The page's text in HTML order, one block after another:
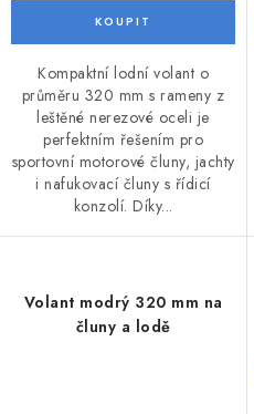
Kompaktní lodní volant o
průměru 320 mm s rameny z
leštěné nerezové oceli je
perfektním řešením pro
sportovní motorové čluny, jachty
i nafukovací čluny s řídicí
konzolí. Díky...
Volant modrý 320 mm na
čluny a lodě